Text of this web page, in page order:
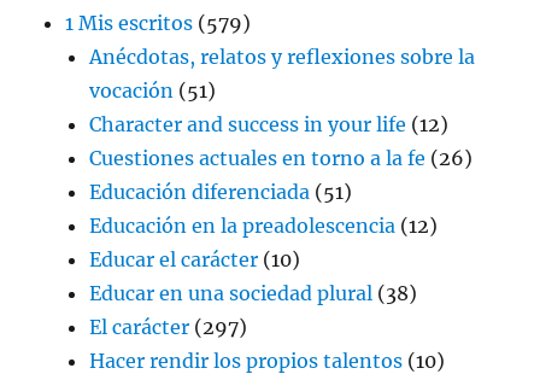
1 Mis escritos (579)
Anécdotas, relatos y reflexiones sobre la
vocación (51)
Character and success in your life (12)
Cuestiones actuales en torno a la fe (26)
Educación diferenciada (51)
Educación en la preadolescencia (12)
Educar el carácter (10)
Educar en una sociedad plural (38)
El carácter (297)
Hacer rendir los propios talentos (10)